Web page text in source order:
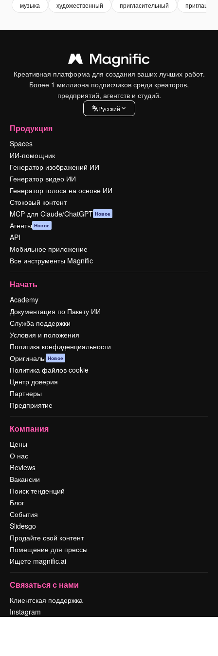
музыка художественный пригласительный
Креативная платформа для создания ваших лучших работ.
Более 1 миллиона подписчиков среди креаторов,
предприятий, агентств и студий.
Pусский
Продукция
Spaces
ИИ-помощник
Генератор изображений ИИ
Генератор видео ИИ
Генератор голоса на основе ИИ
Стоковый контент
MCP для Claude/ChatGPT Новое
Агенты Новое
API
Мобильное приложение
Все инструменты Magnific
Начать
Academy
Документация по Пакету ИИ
Служба поддержки
Условия и положения
Политика конфиденциальности
Оригиналы Новое
Политика файлов cookie
Центр доверия
Партнеры
Предприятие
Компания
Цены
О нас
Reviews
Вакансии
Поиск тенденций
Блог
События
Slidesgo
Продайте свой контент
Помещение для прессы
Ищете magnific.ai
Связаться с нами
Клиентская поддержка
Instagram